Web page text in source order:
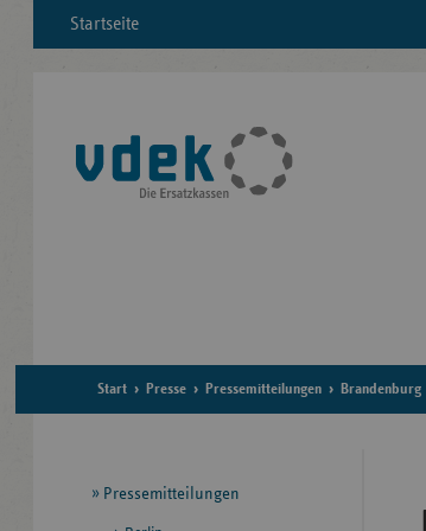
Startseite
Start Presse Pressemitteilungen Brandenburg
Seitennavigation
Pressemitteilungen